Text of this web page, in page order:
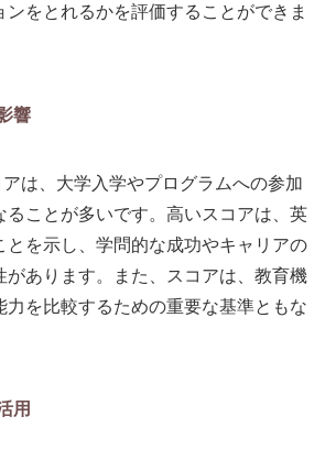
ンをとれるかを評価することができま
響
は、大学入学やプログラムへの参加
ることが多いです。高いスコアは、英
とを示し、学問的な成功やキャリアの
があります。また、スコアは、教育機
力を比較するための重要な基準ともな
用